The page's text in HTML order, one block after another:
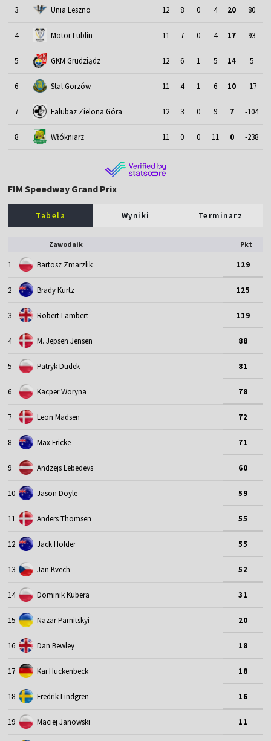
3 Unia Leszno 12 8 0 4 20 80
4 Motor Lublin 11 7 0 4 17 93
5 GKM Grudziądz 12 6 1 5 14 5
6 Stal Gorzów 11 4 1 6 10 -17
7 Falubaz Zielona Góra 12 3 0 9 7 -104
8 Włókniarz 11 0 0 11 0 -238
FIM Speedway Grand Prix
Tabela Wyniki Terminarz
Zawodnik Pkt
1 Bartosz Zmarzlik 129
2 Brady Kurtz 125
3 Robert Lambert 119
4 M. Jepsen Jensen 88
5 Patryk Dudek 81
6 Kacper Woryna 78
7 Leon Madsen 72
8 Max Fricke 71
9 Andzejs Lebedevs 60
10 Jason Doyle 59
11 Anders Thomsen 55
12 Jack Holder 55
13 Jan Kvech 52
14 Dominik Kubera 31
15 Nazar Parnitskyi 20
16 Dan Bewley 18
17 Kai Huckenbeck 18
18 Fredrik Lindgren 16
19 Maciej Janowski 11